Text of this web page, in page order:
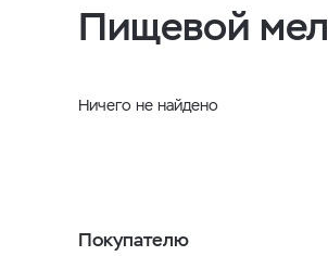
Пищевой мел
Ничего не найдено
Покупателю